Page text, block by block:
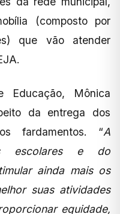
(composto por
que vão atender
Educação, Mônica
da entrega dos
fardamentos. “A
escolares e do
ainda mais os
suas atividades
equidade,